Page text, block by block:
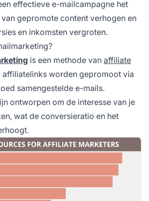
effectieve e-mailcampagne het
gepromote content verhogen en
en inkomsten vergroten.
is een methode van affiliate
affiliatelinks worden gepromoot via
samengestelde e-mails.
ontworpen om de interesse van je
wat de conversieratio en het